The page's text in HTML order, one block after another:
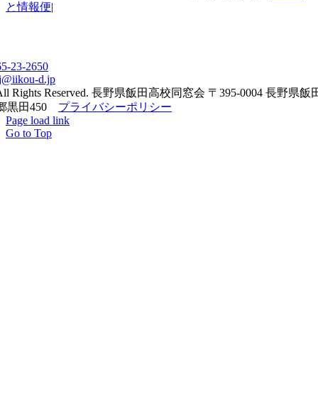
と情報便|
23-2650
d.jp
Rights Reserved. 長野県飯田高校同窓会 〒395-0004 長野県飯
黒田450 プライバシーポリシー
Page load link
Go to Top